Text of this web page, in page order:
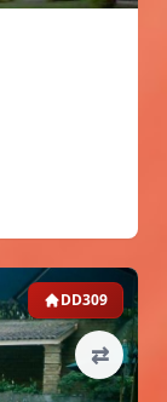
⇄
DD309